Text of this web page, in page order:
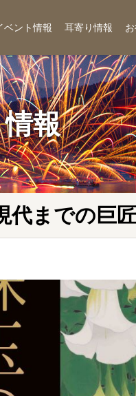
ベント情報 耳寄り情報
報
代までの巨